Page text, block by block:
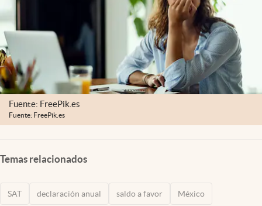
Fuente: FreePik.es
Fuente: FreePik.es
Temas relacionados
SAT declaración anual saldo a favor México